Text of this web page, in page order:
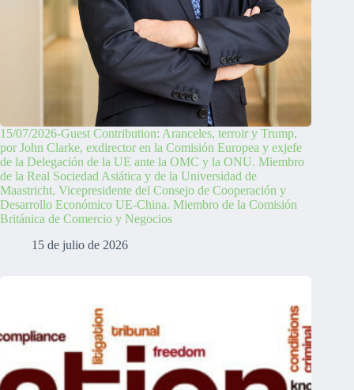
15/07/2026-Guest Contribution: Aranceles, terroir y Trump,
por John Clarke, exdirector en la Comisión Europea y exjefe
de la Delegación de la UE ante la OMC y la ONU. Miembro
de la Real Sociedad Asiática y de la Universidad de
Maastricht. Vicepresidente del Consejo de Cooperación y
Desarrollo Económico UE-China. Miembro de la Comisión
Británica de Comercio y Negocios
15 de julio de 2026